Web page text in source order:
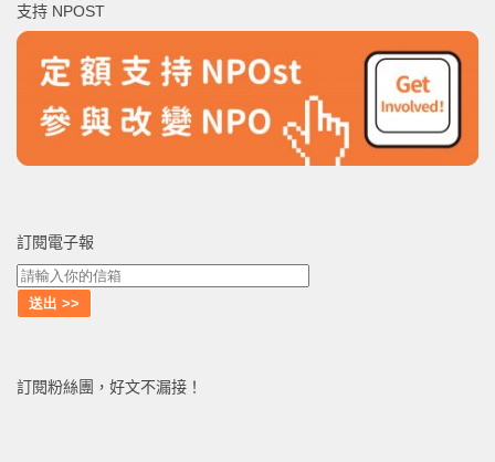
字:
支持 NPOST
訂閱電子報
訂閱粉絲團，好文不漏接！